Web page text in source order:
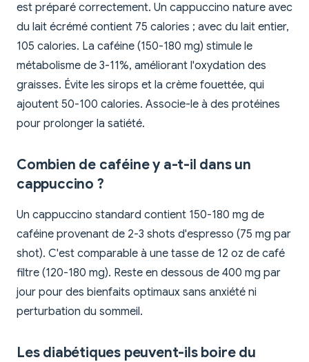
est préparé correctement. Un cappuccino nature avec
du lait écrémé contient 75 calories ; avec du lait entier,
105 calories. La caféine (150-180 mg) stimule le
métabolisme de 3-11%, améliorant l'oxydation des
graisses. Évite les sirops et la crème fouettée, qui
ajoutent 50-100 calories. Associe-le à des protéines
pour prolonger la satiété.
Combien de caféine y a-t-il dans un
cappuccino ?
Un cappuccino standard contient 150-180 mg de
caféine provenant de 2-3 shots d'espresso (75 mg par
shot). C'est comparable à une tasse de 12 oz de café
filtre (120-180 mg). Reste en dessous de 400 mg par
jour pour des bienfaits optimaux sans anxiété ni
perturbation du sommeil.
Les diabétiques peuvent-ils boire du